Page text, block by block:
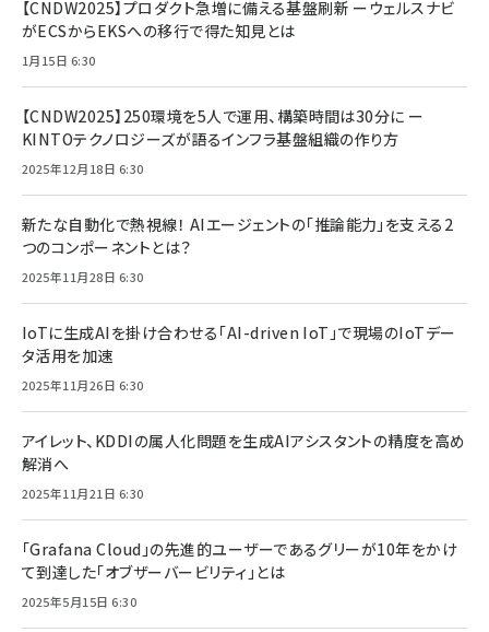
【CNDW2025】プロダクト急増に備える基盤刷新 ーウェルスナビ
がECSからEKSへの移行で得た知見とは
1月15日 6:30
【CNDW2025】250環境を5人で運用、構築時間は30分に ー
KINTOテクノロジーズが語るインフラ基盤組織の作り方
2025年12月18日 6:30
新たな自動化で熱視線！ AIエージェントの「推論能力」を支える2
つのコンポーネントとは？
2025年11月28日 6:30
IoTに生成AIを掛け合わせる「AI-driven IoT」で現場のIoTデー
タ活用を加速
2025年11月26日 6:30
アイレット、KDDIの属人化問題を生成AIアシスタントの精度を高め
解消へ
2025年11月21日 6:30
「Grafana Cloud」の先進的ユーザーであるグリーが10年をかけ
て到達した「オブザーバービリティ」とは
2025年5月15日 6:30